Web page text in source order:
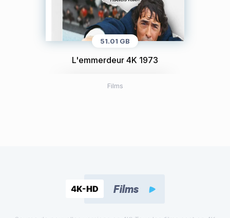
51.01 GB
L'emmerdeur 4K 1973
Films